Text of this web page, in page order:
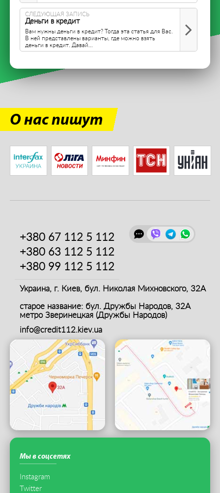
СЛЕДУЮЩАЯ ЗАПИСЬ
Деньги в кредит
Вам нужны деньги в кредит? Тогда эта статья для Вас.
В ней представлены варианты, где можно взять
деньги в кредит. Давай...
О нас пишут
+380 67 112 5 112
+380 63 112 5 112
+380 99 112 5 112
Украина, г. Киев, бул. Николая Михновского, 32А
старое название: бул. Дружбы Народов, 32А
метро Зверинецкая (Дружбы Народов)
info@credit112.kiev.ua
Мы в соцсетях
Instagram
Twitter